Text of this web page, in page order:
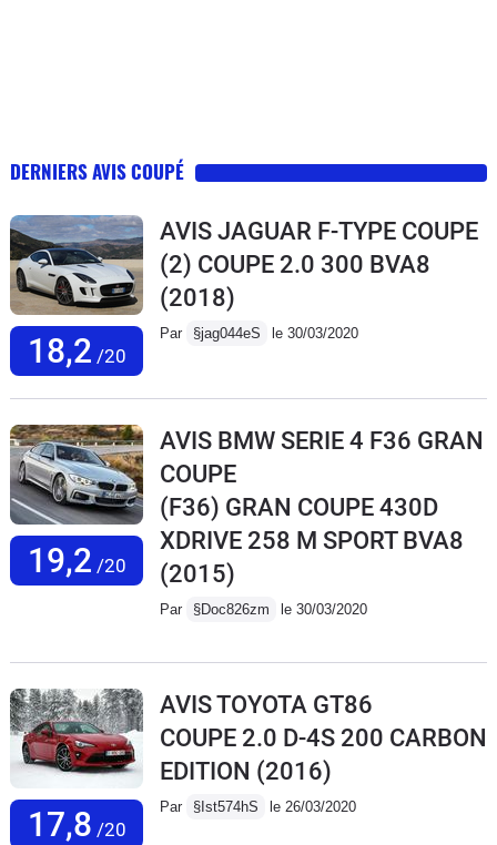
DERNIERS AVIS COUPÉ
18,2 /20
AVIS JAGUAR F-TYPE COUPE
(2) COUPE 2.0 300 BVA8
(2018)
Par §jag044eS le 30/03/2020
19,2 /20
AVIS BMW SERIE 4 F36 GRAN
COUPE
(F36) GRAN COUPE 430D
XDRIVE 258 M SPORT BVA8
(2015)
Par §Doc826zm le 30/03/2020
17,8 /20
AVIS TOYOTA GT86
COUPE 2.0 D-4S 200 CARBON
EDITION (2016)
Par §Ist574hS le 26/03/2020